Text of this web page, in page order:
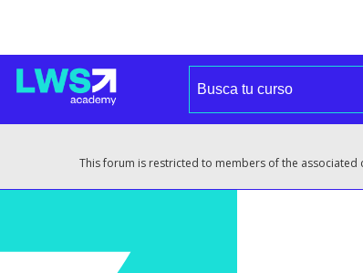
This forum is restricted to members of the associated